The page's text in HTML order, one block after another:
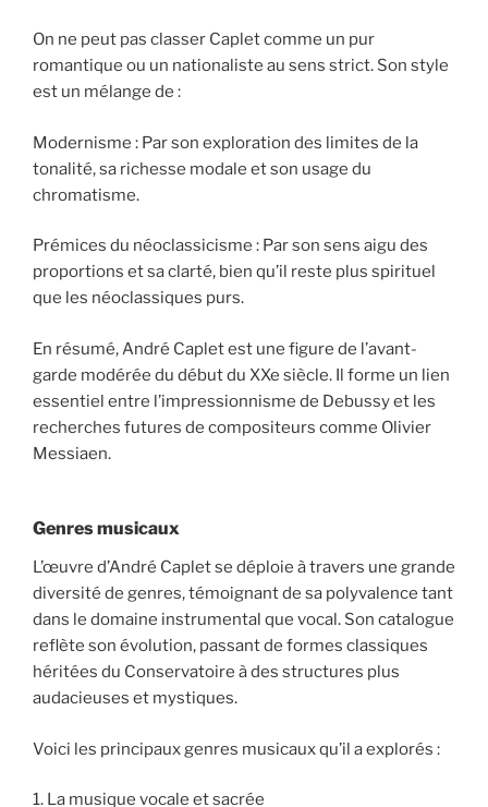
On ne peut pas classer Caplet comme un pur
romantique ou un nationaliste au sens strict. Son style
est un mélange de :
Modernisme : Par son exploration des limites de la
tonalité, sa richesse modale et son usage du
chromatisme.
Prémices du néoclassicisme : Par son sens aigu des
proportions et sa clarté, bien qu’il reste plus spirituel
que les néoclassiques purs.
En résumé, André Caplet est une figure de l’avant-
garde modérée du début du XXe siècle. Il forme un lien
essentiel entre l’impressionnisme de Debussy et les
recherches futures de compositeurs comme Olivier
Messiaen.
Genres musicaux
L’œuvre d’André Caplet se déploie à travers une grande
diversité de genres, témoignant de sa polyvalence tant
dans le domaine instrumental que vocal. Son catalogue
reflète son évolution, passant de formes classiques
héritées du Conservatoire à des structures plus
audacieuses et mystiques.
Voici les principaux genres musicaux qu’il a explorés :
1. La musique vocale et sacrée